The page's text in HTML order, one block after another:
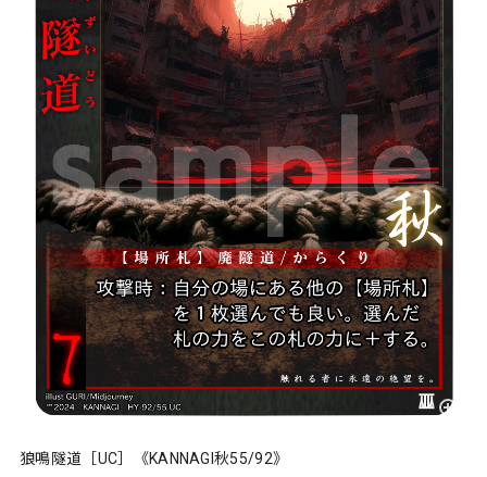
狼鳴隧道［UC］《KANNAGI秋55/92》